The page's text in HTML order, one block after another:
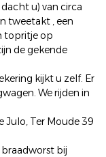
u) van circa
tweetakt , een
topritje op
de gekende
kijkt u zelf. Er
We rijden in
Julo, Ter Moude 39
braadworst bij